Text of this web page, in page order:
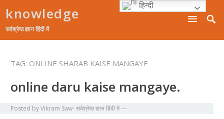
knowledge
सर्वश्रेष्ठ ज्ञान हिंदी में
TAG: ONLINE SHARAB KAISE MANGAYE
online daru kaise mangaye.
Posted byVikram Saw- सर्वश्रेष्ठ ज्ञान हिंदी में—
हिन्दी